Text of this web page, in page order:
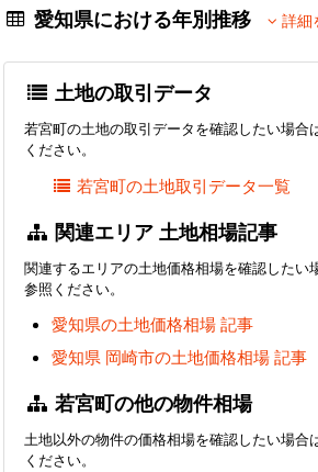
愛知県における年別推移 詳細
土地の取引データ
若宮町の土地の取引データを確認したい場合
ください。
若宮町の土地取引データ一覧
関連エリア 土地相場記事
関連するエリアの土地価格相場を確認したい
参照ください。
愛知県の土地価格相場 記事
愛知県 岡崎市の土地価格相場 記事
若宮町の他の物件相場
土地以外の物件の価格相場を確認したい場合
ください。